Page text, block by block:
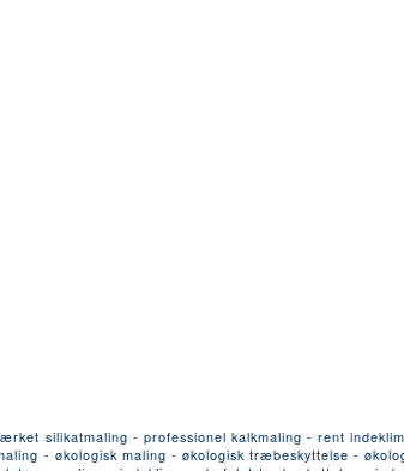
silikatmaling - professionel kalkmaling - rent
- økologisk maling - økologisk træbeskyttelse -